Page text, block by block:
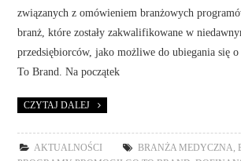
związanych z omówieniem branżowych
branż, które zostały zakwalifikowane w
przedsiębiorców, jako możliwe do ubiegania się
To Brand. Na początek
CZYTAJ DALEJ
AKTUALNOŚCI BRANŻA MEDYCZNA ,